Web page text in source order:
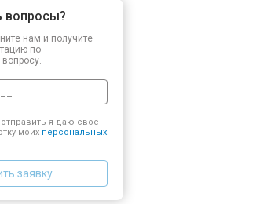
вопросы?
нам и получите
по
я даю свое
моих персональных
заявку